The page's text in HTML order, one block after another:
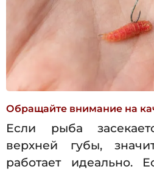
Обращайте внимание на
Если рыба
верхней губы,
работает идеально.